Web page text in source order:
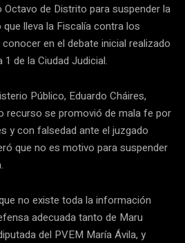
de Distrito para suspender la
lleva la Fiscalía contra los
en el debate inicial realizado
de la Ciudad Judicial.
Público, Eduardo Cháires,
recurso se promovió de mala fe por
y con falsedad ante el juzgado
que no es motivo para suspender
no existe toda la información
adecuada tanto de Maru
del PVEM María Ávila, y